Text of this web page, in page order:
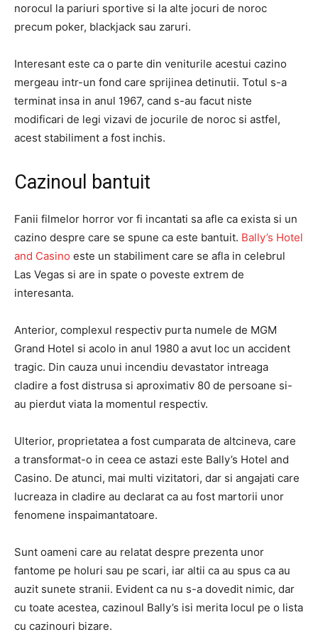
norocul la pariuri sportive si la alte jocuri de noroc
precum poker, blackjack sau zaruri.
Interesant este ca o parte din veniturile acestui cazino
mergeau intr-un fond care sprijinea detinutii. Totul s-a
terminat insa in anul 1967, cand s-au facut niste
modificari de legi vizavi de jocurile de noroc si astfel,
acest stabiliment a fost inchis.
Cazinoul bantuit
Fanii filmelor horror vor fi incantati sa afle ca exista si un
cazino despre care se spune ca este bantuit. Bally’s Hotel
and Casino este un stabiliment care se afla in celebrul
Las Vegas si are in spate o poveste extrem de
interesanta.
Anterior, complexul respectiv purta numele de MGM
Grand Hotel si acolo in anul 1980 a avut loc un accident
tragic. Din cauza unui incendiu devastator intreaga
cladire a fost distrusa si aproximativ 80 de persoane si-
au pierdut viata la momentul respectiv.
Ulterior, proprietatea a fost cumparata de altcineva, care
a transformat-o in ceea ce astazi este Bally’s Hotel and
Casino. De atunci, mai multi vizitatori, dar si angajati care
lucreaza in cladire au declarat ca au fost martorii unor
fenomene inspaimantatoare.
Sunt oameni care au relatat despre prezenta unor
fantome pe holuri sau pe scari, iar altii ca au spus ca au
auzit sunete stranii. Evident ca nu s-a dovedit nimic, dar
cu toate acestea, cazinoul Bally’s isi merita locul pe o lista
cu cazinouri bizare.